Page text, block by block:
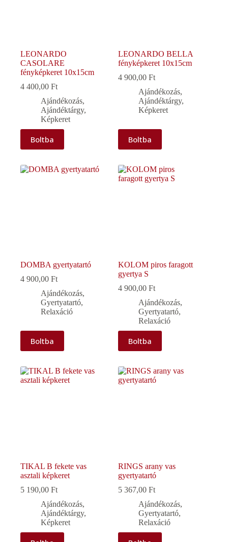
LEONARDO
CASOLARE
fényképkeret 10x15cm
4 400,00 Ft
Ajándékozás,
Ajándéktárgy,
Képkeret
Boltba
LEONARDO BELLA
fényképkeret 10x15cm
4 900,00Ft
Ajándékozás,
Ajándéktárgy,
Képkeret
Boltba
DOMBA gyertyatartó
4 900,00 Ft
Ajándékozás,
Gyertyatartó,
Relaxáció
Boltba
KOLOM piros faragott
gyertya S
4 900,00Ft
Ajándékozás,
Gyertyatartó,
Relaxáció
Boltba
TIKAL B fekete vas
asztali képkeret
5 190,00 Ft
Ajándékozás,
Ajándéktárgy,
Képkeret
RINGS arany vas
gyertyatartó
5 367,00Ft
Ajándékozás,
Gyertyatartó,
Relaxáció